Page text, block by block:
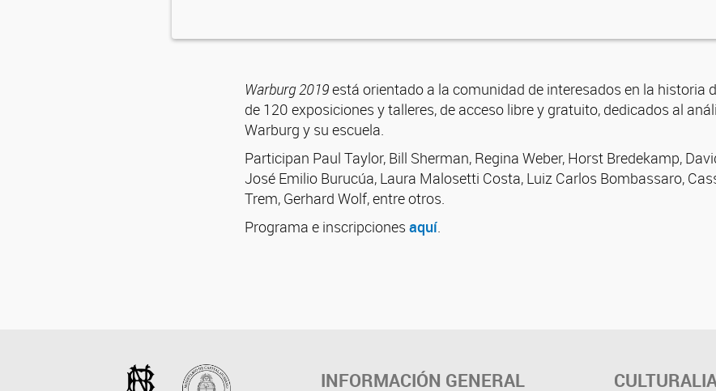
Warburg 2019está orientado a la comunidad de interesados en la historia
de 120 exposiciones y talleres, de acceso libre y gratuito, dedicados al
Warburg y su escuela.
Participan Paul Taylor, Bill Sherman, Regina Weber, Horst Bredekamp,
José Emilio Burucúa, Laura Malosetti Costa, Luiz Carlos Bombassaro,
Trem, Gerhard Wolf, entre otros.
Programa e inscripciones aquí.
INFORMACIÓN GENERAL